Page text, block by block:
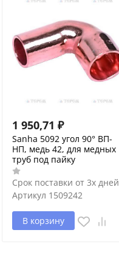
1 950,71 ₽
Sanha 5092 угол 90° ВП-
НП, медь 42, для медных
труб под пайку
Срок поставки от 3х дней
Артикул 1509242
В корзину